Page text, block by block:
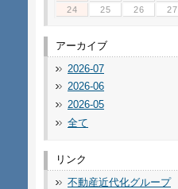
24
25 26 27
アーカイブ
2026-07
2026-06
2026-05
全て
リンク
不動産近代化グループ